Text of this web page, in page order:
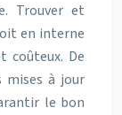
Trouver et
en interne
coûteux. De
mises à jour
le bon